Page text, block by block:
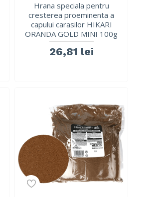
Hrana speciala pentru
cresterea proeminenta a
capului carasilor HIKARI
ORANDA GOLD MINI 100g
26,81 lei